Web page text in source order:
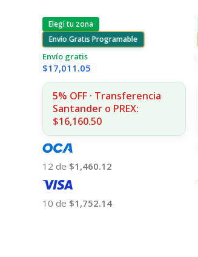
Elegí tu zona
Envío Gratis Programable
Envío gratis
$17,011.05
5% OFF · Transferencia
Santander o PREX:
$16,160.50
12 de $1,460.12
10 de $1,752.14